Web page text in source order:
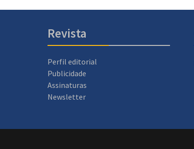
Revista
Perfil editorial
Publicidade
Assinaturas
Newsletter